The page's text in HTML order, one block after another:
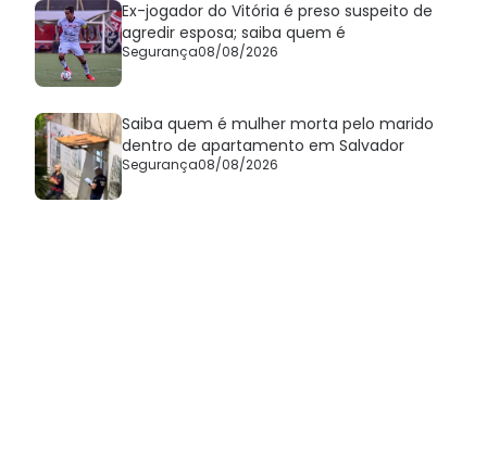
Ex-jogador do Vitória é preso suspeito de
agredir esposa; saiba quem é
Segurança08/08/2026
Saiba quem é mulher morta pelo marido
dentro de apartamento em Salvador
Segurança08/08/2026